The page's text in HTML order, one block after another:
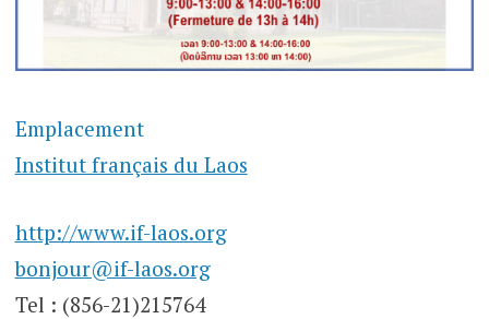
Emplacement
Institut français du Laos
http://www.if-laos.org
bonjour@if-laos.org
Tel : (856-21)215764